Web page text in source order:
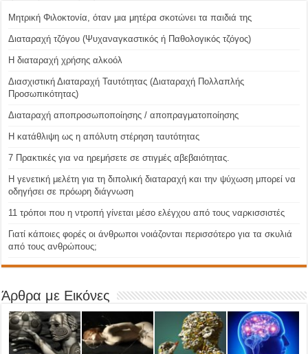
Μητρική Φιλοκτονία, όταν μια μητέρα σκοτώνει τα παιδιά της
Διαταραχή τζόγου (Ψυχαναγκαστικός ή Παθολογικός τζόγος)
H διαταραχή χρήσης αλκοόλ
Διασχιστική Διαταραχή Ταυτότητας (Διαταραχή Πολλαπλής
Προσωπικότητας)
Διαταραχή αποπροσωποποίησης / αποπραγματοποίησης
Η κατάθλιψη ως η απόλυτη στέρηση ταυτότητας
7 Πρακτικές για να ηρεμήσετε σε στιγμές αβεβαιότητας.
Η γενετική μελέτη για τη διπολική διαταραχή και την ψύχωση μπορεί να
οδηγήσει σε πρόωρη διάγνωση
11 τρόποι που η ντροπή γίνεται μέσο ελέγχου από τους ναρκισσιστές
Γιατί κάποιες φορές οι άνθρωποι νοιάζονται περισσότερο για τα σκυλιά
από τους ανθρώπους;
Άρθρα με Εικόνες